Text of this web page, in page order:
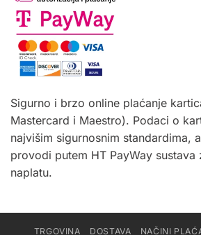
Sigurno i brzo online plaćanje
Mastercard i Maestro). Podaci o
najvišim sigurnosnim standardima,
provodi putem HT PayWay sustava
naplatu.
TRGOVINA DOSTAVA NAČINI